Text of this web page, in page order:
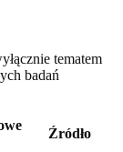
tematem
badań
Źródło